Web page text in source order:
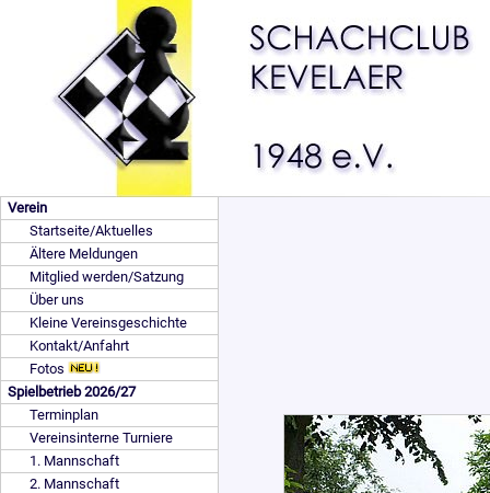
Verein
Startseite/Aktuelles
Ältere Meldungen
Mitglied werden/Satzung
Über uns
Kleine Vereinsgeschichte
Kontakt/Anfahrt
Fotos
Spielbetrieb 2026/27
Terminplan
Vereinsinterne Turniere
1. Mannschaft
2. Mannschaft